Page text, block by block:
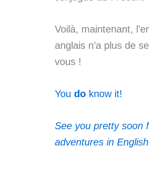
Voilà, maintenant,
anglais n’a plus de
vous !
You do know it!
See you pretty soon
adventures in